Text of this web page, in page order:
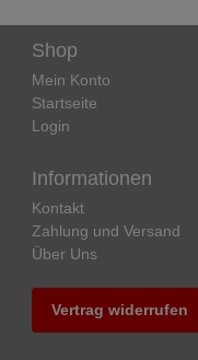
Shop
Mein Konto
Startseite
Login
Informationen
Kontakt
Zahlung und Versand
Über Uns
Vertrag widerrufen